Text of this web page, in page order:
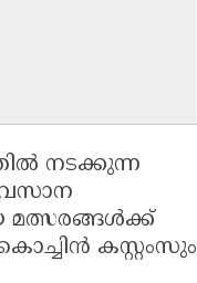
നടക്കുന്ന
മത്സരങ്ങൾക്ക്
കസ്റ്റംസും